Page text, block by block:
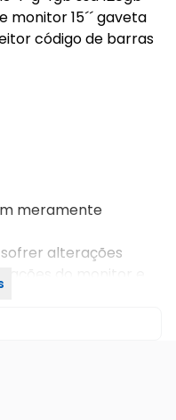
monitor 15´´ gaveta
código de barras
meramente
alterações
do monitor e